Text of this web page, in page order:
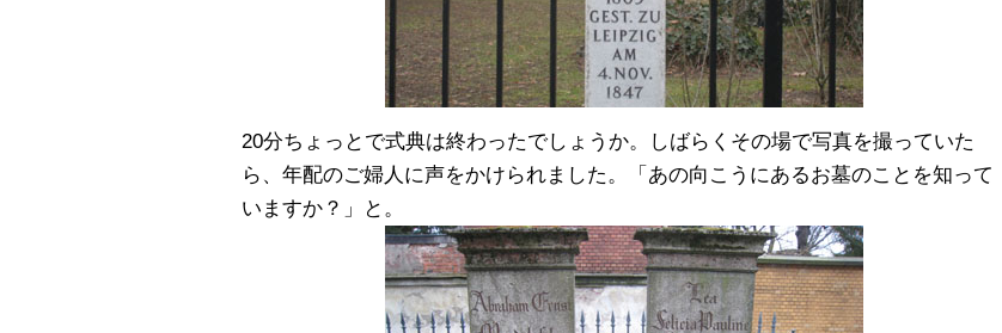
20分ちょっとで式典は終わったでしょうか。しばらくその場で写真を撮っていた
ら、年配のご婦人に声をかけられました。「あの向こうにあるお墓のことを知って
いますか？」と。